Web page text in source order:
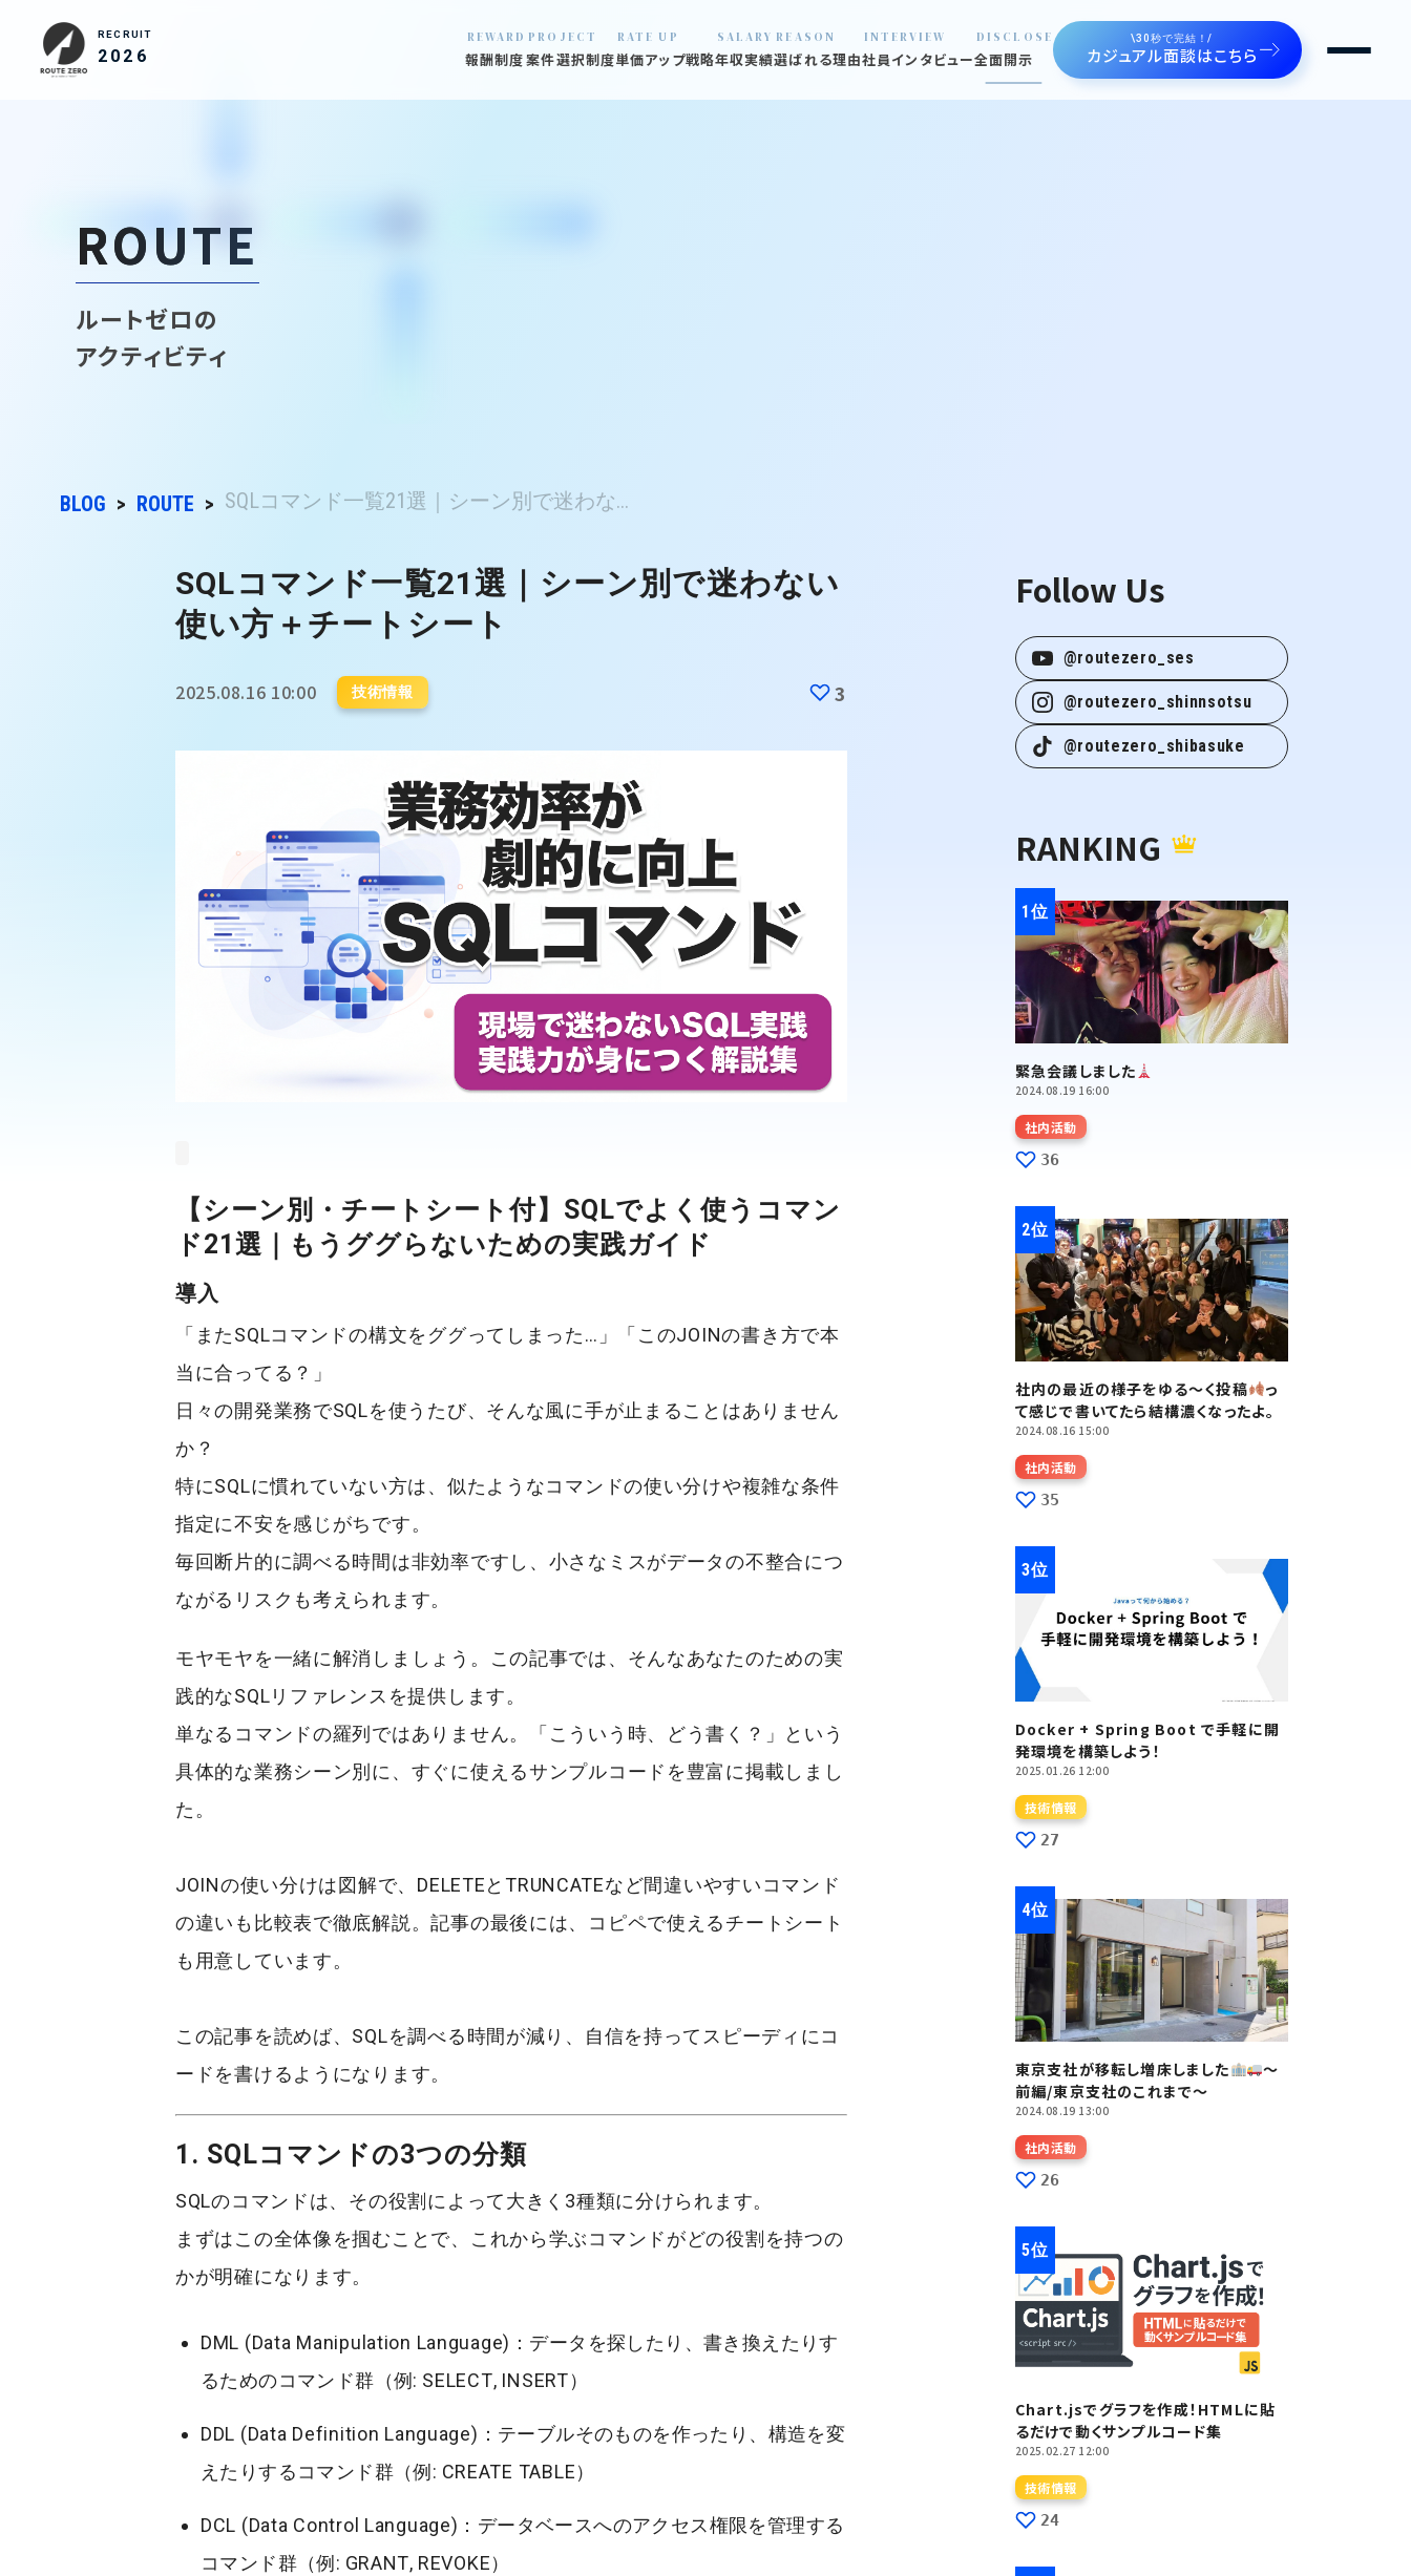
RECRUIT
2026
REWARD
報酬制度
PROJECT
案件選択制度
RATE UP
単価アップ戦略
SALARY
年収実績
REASON
選ばれる理由
INTERVIEW
社員インタビュー
DISCLOSE
全面開示
\30秒で完結！/
カジュアル面談はこちら
ROUTE
ルートゼロの
アクティビティ
BLOG ROUTE SQLコマンド一覧21選｜シーン別で迷わな...
SQLコマンド一覧21選｜シーン別で迷わない
使い方＋チートシート
2025.08.16 10:00 技術情報 3
【シーン別・チートシート付】SQLでよく使うコマン
ド21選｜もうググらないための実践ガイド
導入
「またSQLコマンドの構文をググってしまった…」「このJOINの書き方で本
当に合ってる？」
日々の開発業務でSQLを使うたび、そんな風に手が止まることはありません
か？
特にSQLに慣れていない方は、似たようなコマンドの使い分けや複雑な条件
指定に不安を感じがちです。
毎回断片的に調べる時間は非効率ですし、小さなミスがデータの不整合につ
ながるリスクも考えられます。
モヤモヤを一緒に解消しましょう。この記事では、そんなあなたのための実
践的なSQLリファレンス を提供します。
単なるコマンドの羅列ではありません。「こういう時、どう書く？」という
具体的な業務シーン別に、すぐに使えるサンプルコードを豊富に掲載しまし
た。
JOINの使い分けは図解で、 DELETEとTRUNCATEなど間違いやすいコマンド
の違いも比較表で徹底解説。記事の最後には、コピペで使えるチートシート
も用意しています。
この記事を読めば、SQLを調べる時間が減り、自信を持ってスピーディにコ
ードを書けるようになります。
1. SQLコマンドの3つの分類
SQLのコマンドは、その役割によって大きく3種類に分けられます。
まずはこの全体像を掴むことで、これから学ぶコマンドがどの役割を持つの
かが明確になります。
DML (Data Manipulation Language) ：データを探したり、書き換えたりす
るためのコマンド群（例: SELECT, INSERT）
DDL (Data Definition Language) ：テーブルそのものを作ったり、構造を変
えたりするコマンド群（例: CREATE TABLE）
DCL (Data Control Language) ：データベースへのアクセス権限を管理する
コマンド群（例: GRANT, REVOKE）
Follow Us
@routezero_ses
@routezero_shinnsotsu
@routezero_shibasuke
RANKING
緊急会議しました
2024.08.19 16:00
社内活動
36
社内の最近の様子をゆる～く投稿
っ
て感じで書いてたら結構濃くなったよ。
2024.08.16 15:00
社内活動
35
Docker + Spring Boot で手軽に開
発環境を構築しよう！
2025.01.26 12:00
技術情報
27
東京支社が移転し増床しました
～
前編/東京支社のこれまで～
2024.08.19 13:00
社内活動
26
Chart.jsでグラフを作成！HTMLに貼
るだけで動くサンプルコード集
2025.02.27 12:00
技術情報
24